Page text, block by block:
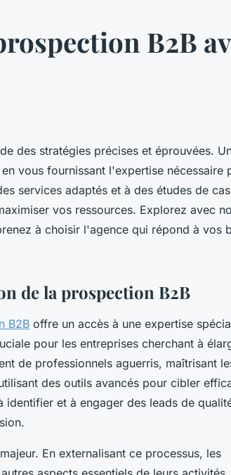
B2B
des stratégies précises et éprouvées.
vous fournissant l'expertise nécessaire
services adaptés et à des études de cas
vos ressources. Explorez avec
à choisir l'agence qui répond à vos
de la prospection B2B
B2B offre un accès à une expertise
pour les entreprises cherchant à
de professionnels aguerris, maîtrisant
des outils avancés pour cibler
identifier et à engager des leads de
En externalisant ce processus, les